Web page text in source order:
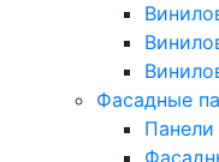
Фасадные